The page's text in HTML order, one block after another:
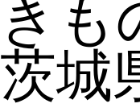
き
茨城